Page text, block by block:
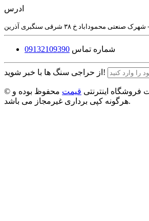
ادرس
صنعتی محموداباد خ ۳۸ شرقی سنگبری آذرین
شماره تماس 09132109390
از حراجی سنگ ها با خبر شوید!
فروشگاه اینترنتی قیمت محفوظ بوده و
هرگونه کپی برداری غیرمجاز می باشد.